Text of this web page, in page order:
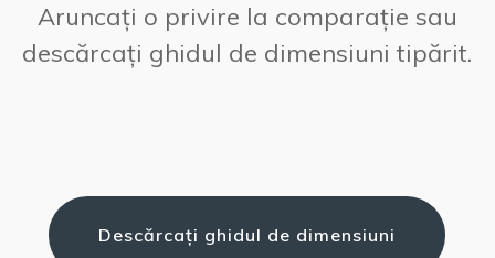
Aruncați o privire la comparație sau
descărcați ghidul de dimensiuni tipărit.
Descărcați ghidul de dimensiuni